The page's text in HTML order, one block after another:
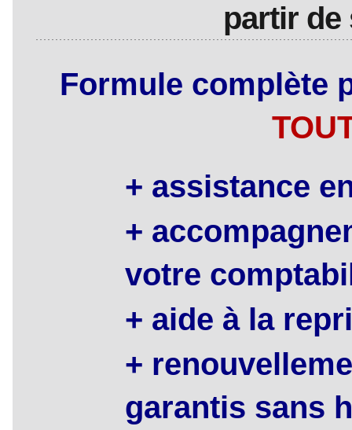
partir de
Formule complète
+ assistance
+
votre
+ aide à la
+
garantis sans